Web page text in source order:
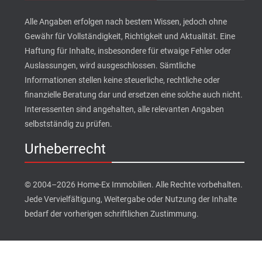
Alle Angaben erfolgen nach bestem Wissen, jedoch ohne
Gewähr für Vollständigkeit, Richtigkeit und Aktualität. Eine
Haftung für Inhalte, insbesondere für etwaige Fehler oder
Auslassungen, wird ausgeschlossen. Sämtliche
Informationen stellen keine steuerliche, rechtliche oder
finanzielle Beratung dar und ersetzen eine solche auch nicht.
Interessenten sind angehalten, alle relevanten Angaben
selbstständig zu prüfen.
Urheberrecht
© 2004–2026 Home-Ex Immobilien. Alle Rechte vorbehalten.
Jede Vervielfältigung, Weitergabe oder Nutzung der Inhalte
bedarf der vorherigen schriftlichen Zustimmung.